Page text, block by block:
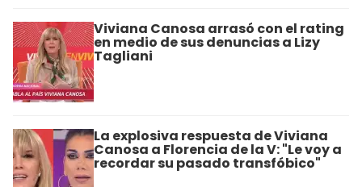
Viviana Canosa arrasó con el rating
en medio de sus denuncias a Lizy
Tagliani
La explosiva respuesta de Viviana
Canosa a Florencia de la V: "Le voy a
recordar su pasado transfóbico"